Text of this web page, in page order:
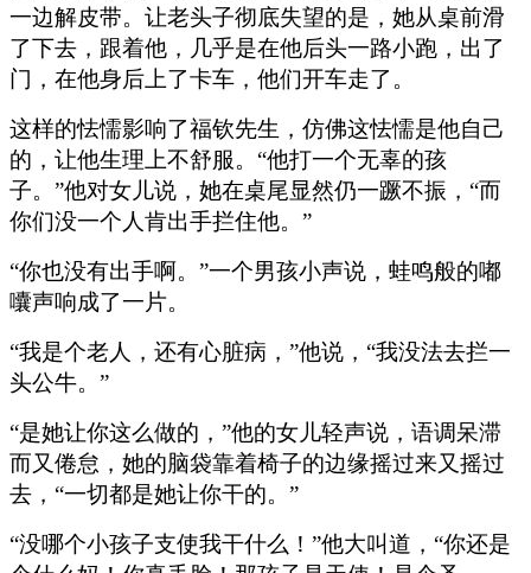
一边解皮带。让老头子彻底失望的是，她从桌前滑
了下去，跟着他，几乎是在他后头一路小跑，出了
门，在他身后上了卡车，他们开车走了。
这样的怯懦影响了福钦先生，仿佛这怯懦是他自己
的，让他生理上不舒服。“他打一个无辜的孩
子。”他对女儿说，她在桌尾显然仍一蹶不振，“而
你们没一个人肯出手拦住他。”
“你也没有出手啊。”一个男孩小声说，蛙鸣般的嘟
囔声响成了一片。
“我是个老人，还有心脏病，”他说，“我没法去拦一
头公牛。”
“是她让你这么做的，”他的女儿轻声说，语调呆滞
而又倦怠，她的脑袋靠着椅子的边缘摇过来又摇过
去，“一切都是她让你干的。”
“没哪个小孩子支使我干什么！”他大叫道，“你还是